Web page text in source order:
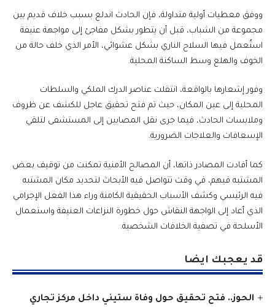
ووفق معطيات أولية متداولة، فإن الحادث اندلع بسبب خلاف قديم بين
مجموعة من الشباب، قبل أن يتطور بشكل مفاجئ إلى مواجهة عنيفة
استُعمل فيها السلاح الناري بشكل عشوائي، الأمر الذي خلف حالة من
الخوف والهلع وسط الساكنة المحلية.
وفور إشعارها بالواقعة، انتقلت عناصر الدرك الملكي والسلطات
المحلية إلى عين المكان، حيث تم فتح تحقيق عاجل للكشف عن ظروف
وملابسات الحادث، فيما جرى نقل المصابين إلى المستشفى لتلقي
الإسعافات والعلاجات الضرورية.
كما أفادت المصادر ذاتها، أن المصالح الأمنية تمكنت من توقيف بعض
المشتبه فيهم، في وقت تتواصل فيه الأبحاث لتحديد مكان المشتبه
فيه الرئيسي وكشف الأسباب الحقيقية الكامنة وراء هذا الفعل الإجرامي
الذي أعاد إلى الواجهة النقاش حول خطورة النزاعات العنيفة واستعمال
الأسلحة في تصفية الخلافات الشخصية.
قد يعجبك ايضا
الحوز.. فتح تحقيق حول وفاة ستيني داخل مركز تجاري